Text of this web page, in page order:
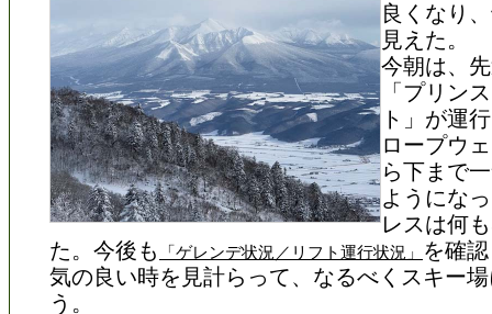
良くなり
見えた。
今朝は、
「プリン
ト」が運
ロープウ
ら下まで
ようにな
レスは何
た。今後も
「ゲレンデ状況／リフト運行状況」
を確
気の良い時を見計らって、なるべくスキー
う。